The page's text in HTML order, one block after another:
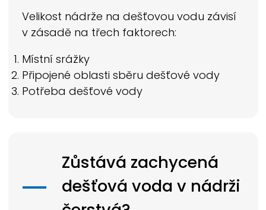
Velikost nádrže na dešťovou vodu závisí
v zásadě na třech faktorech:
Místní srážky
Připojené oblasti sběru dešťové vody
Potřeba dešťové vody
Zůstává zachycená
dešťová voda v nádrži